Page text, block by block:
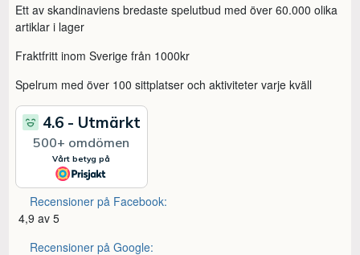
Ett av skandinaviens bredaste spelutbud med över 60.000 olika
artiklar i lager
Fraktfritt inom Sverige från 1000kr
Spelrum med över 100 sittplatser och aktiviteter varje kväll
Recensioner på Facebook:
4,9 av 5
Recensioner på Google: